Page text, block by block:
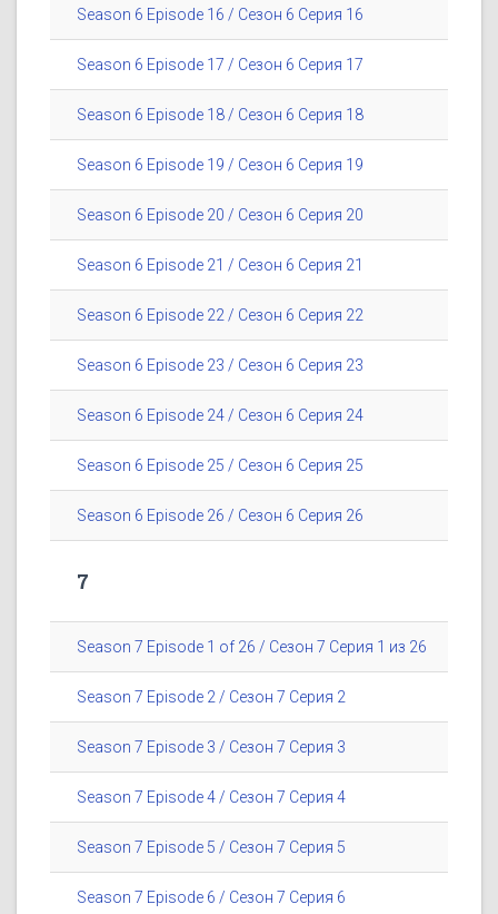
Season 6 Episode 16 / Сезон 6 Серия 16
Season 6 Episode 17 / Сезон 6 Серия 17
Season 6 Episode 18 / Сезон 6 Серия 18
Season 6 Episode 19 / Сезон 6 Серия 19
Season 6 Episode 20 / Сезон 6 Серия 20
Season 6 Episode 21 / Сезон 6 Серия 21
Season 6 Episode 22 / Сезон 6 Серия 22
Season 6 Episode 23 / Сезон 6 Серия 23
Season 6 Episode 24 / Сезон 6 Серия 24
Season 6 Episode 25 / Сезон 6 Серия 25
Season 6 Episode 26 / Сезон 6 Серия 26
7
Season 7 Episode 1 of 26 / Сезон 7 Серия 1 из 26
Season 7 Episode 2 / Сезон 7 Серия 2
Season 7 Episode 3 / Сезон 7 Серия 3
Season 7 Episode 4 / Сезон 7 Серия 4
Season 7 Episode 5 / Сезон 7 Серия 5
Season 7 Episode 6 / Сезон 7 Серия 6